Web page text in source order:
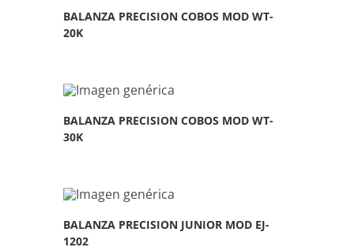
BALANZA PRECISION COBOS MOD WT-
20K
BALANZA PRECISION COBOS MOD WT-
30K
BALANZA PRECISION JUNIOR MOD EJ-
1202